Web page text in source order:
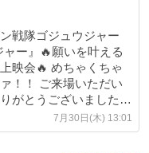
ン戦隊ゴジュウジャー
ー』🔥願いを叶える
映会🔥 めちゃくちゃ
！！ ご来場いただい
がとうございました！
感じたぜッ！！！ #Vシ
ブン #Gロッソ
7月30日(木) 13:01